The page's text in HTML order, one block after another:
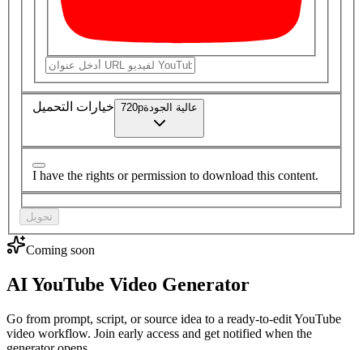
خيارات التحميل 720p عالية الجودة
I have the rights or permission to download this content.
تحويل
Coming soon
AI YouTube Video Generator
Go from prompt, script, or source idea to a ready-to-edit YouTube
video workflow. Join early access and get notified when the